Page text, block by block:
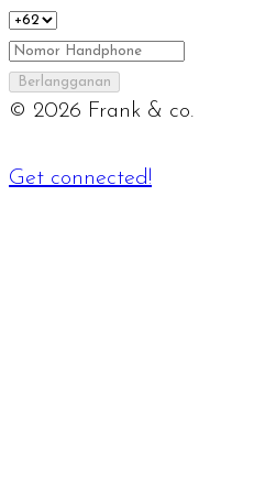
Berlangganan
© 2026 Frank & co.
Get connected!